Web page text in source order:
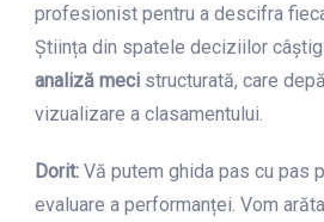
profesionist pentru a descifra
Știința din spatele deciziilor
analiză meci structurată, care
vizualizare a clasamentului.
Dorit: Vă putem ghida pas cu pas
evaluare a performanței. Vom